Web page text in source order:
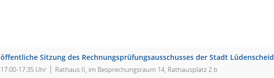
öffentliche Sitzung des Rechnungsprüfungsausschusses der Stadt Lüdenscheid
17:00-17:35 Uhr Rathaus II, im Besprechungsraum 14, Rathausplatz 2 b